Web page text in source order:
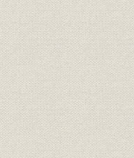
第一節 爆薬カー
第二節 石綿スレ
第三節 鉄筋コン
第四期 新製品の完成
序章 概説
マニラの思い